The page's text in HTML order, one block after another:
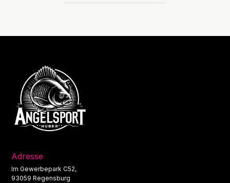
Adresse
Im Gewerbepark C52,
93059 Regensburg